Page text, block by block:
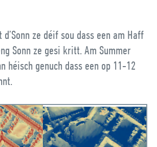
ze déif sou dass een am Haff
Sonn ze gesi kritt. Am Summer
héisch genuch dass een op 11-12